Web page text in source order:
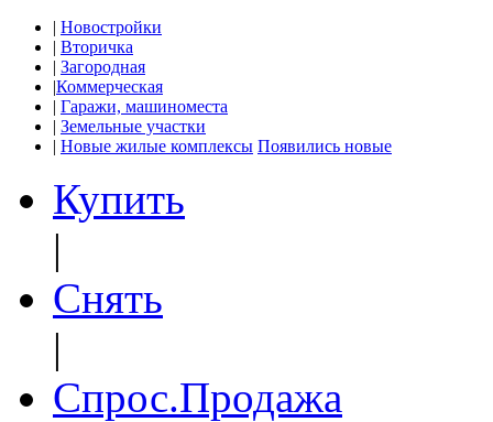
| Новостройки
| Вторичка
| Загородная
|Коммерческая
| Гаражи, машиноместа
| Земельные участки
| Новые жилые комплексы Появились новые
Купить
|
Снять
|
Спрос.Продажа